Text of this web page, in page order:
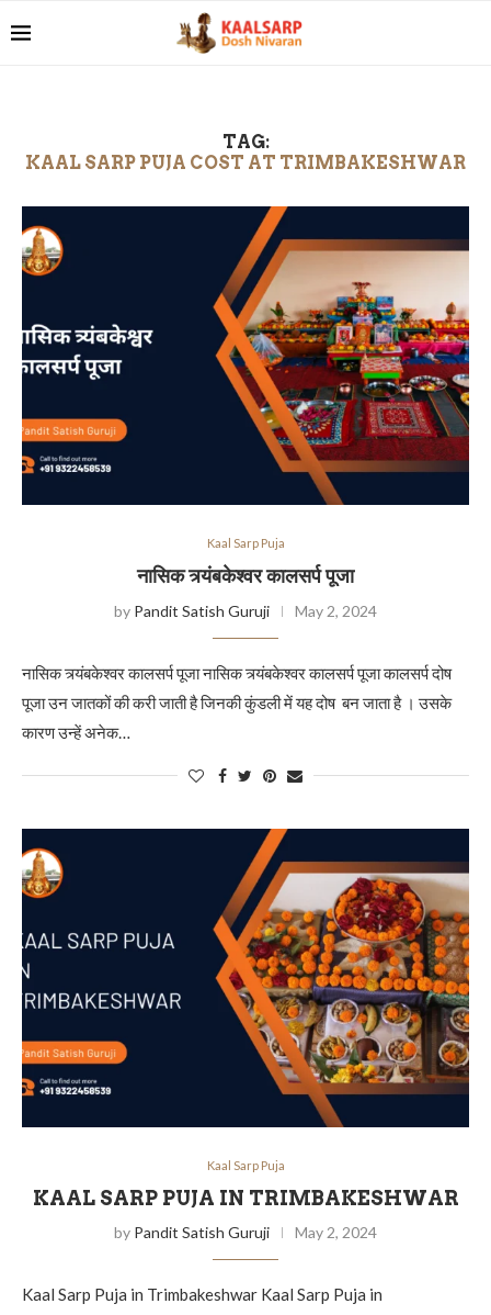
TAG:
KAAL SARP PUJA COST AT TRIMBAKESHWAR
Kaal Sarp Puja
नासिक त्र्यंबकेश्वर कालसर्प पूजा
by Pandit Satish Guruji May 2, 2024
नासिक त्र्यंबकेश्वर कालसर्प पूजा नासिक त्र्यंबकेश्वर कालसर्प पूजा कालसर्प दोष
पूजा उन जातकों की करी जाती है जिनकी कुंडली में यह दोष बन जाता है । उसके
कारण उन्हें अनेक…
Kaal Sarp Puja
KAAL SARP PUJA IN TRIMBAKESHWAR
by Pandit Satish Guruji May 2, 2024
Kaal Sarp Puja in Trimbakeshwar Kaal Sarp Puja in